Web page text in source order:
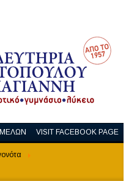
VISIT FACEBOOK PAGE